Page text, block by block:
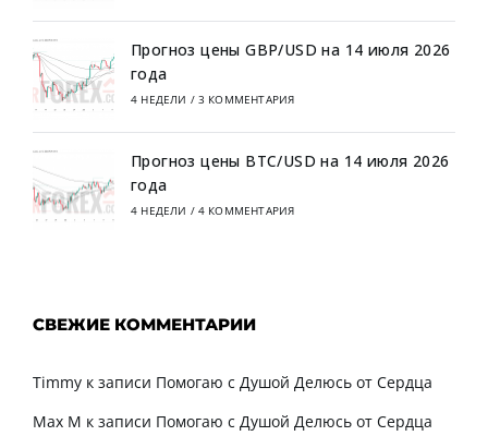
Прогноз цены GBP/USD на 14 июля 2026
года
4 НЕДЕЛИ / 3 КОММЕНТАРИЯ
Прогноз цены BTC/USD на 14 июля 2026
года
4 НЕДЕЛИ / 4 КОММЕНТАРИЯ
СВЕЖИЕ КОММЕНТАРИИ
Timmy к записи Помогаю с Душой Делюсь от Сердца
Max M к записи Помогаю с Душой Делюсь от Сердца